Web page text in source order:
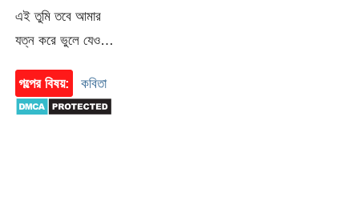
এই তুমি তবে আমার
যত্ন করে ভুলে যেও…
গল্পের বিষয়: কবিতা